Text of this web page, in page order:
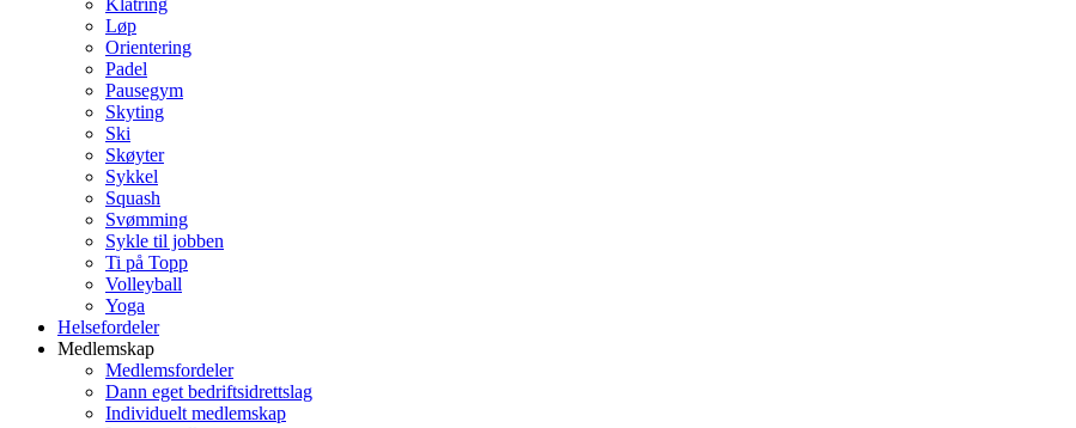
Klatring
Løp
Orientering
Padel
Pausegym
Skyting
Ski
Skøyter
Sykkel
Squash
Svømming
Sykle til jobben
Ti på Topp
Volleyball
Yoga
Helsefordeler
Medlemskap
Medlemsfordeler
Dann eget bedriftsidrettslag
Individuelt medlemskap